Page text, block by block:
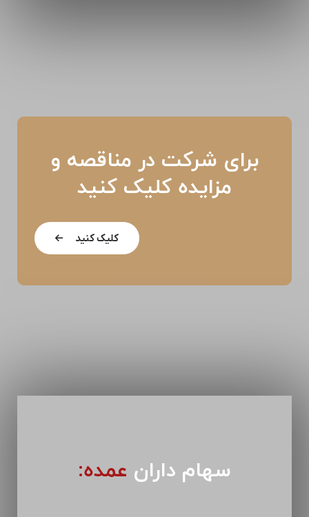
برای شرکت در مناقصه و
مزایده کلیک کنید
کلیک کنید
سهام داران عمده: